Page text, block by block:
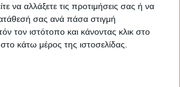
να αλλάξετε τις προτιμήσεις σας ή να
σας ανά πάσα στιγμή
τον ιστότοπο και κάνοντας κλικ στο
κάτω μέρος της ιστοσελίδας.
και των άνεργων,
των συνταξιούχων με
μας ανάγκες. Μία όμως